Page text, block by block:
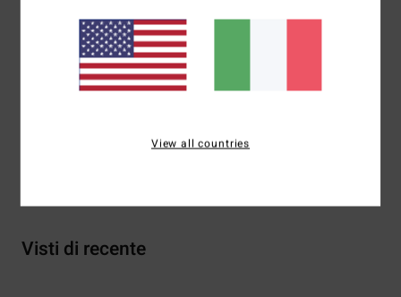
Collo:Girocollo
Maniche:Maniche lunghe
Marcatura:stampa grafica davanti
Visti di recente
View all countries